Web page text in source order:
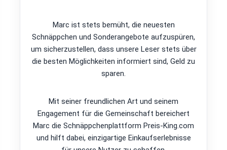
Marc ist stets bemüht, die neuesten
Schnäppchen und Sonderangebote aufzuspüren,
um sicherzustellen, dass unsere Leser stets über
die besten Möglichkeiten informiert sind, Geld zu
sparen.
Mit seiner freundlichen Art und seinem
Engagement für die Gemeinschaft bereichert
Marc die Schnäppchenplattform Preis-King.com
und hilft dabei, einzigartige Einkaufserlebnisse